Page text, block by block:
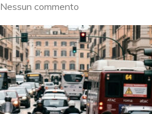
Nessun commento